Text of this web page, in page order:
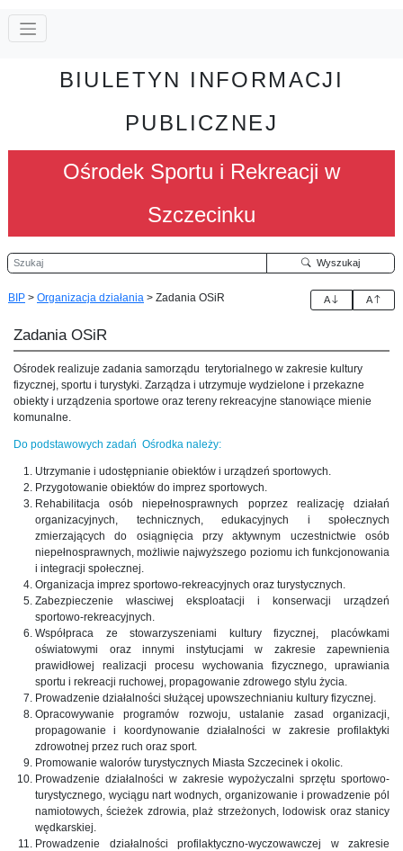
BIULETYN INFORMACJI
PUBLICZNEJ
Ośrodek Sportu i Rekreacji w
Szczecinku
Szukaj Wyszukaj
BIP > Organizacja działania > Zadania OSiR A A
Zadania OSiR
Ośrodek realizuje zadania samorządu terytorialnego w zakresie kultury
fizycznej, sportu i turystyki. Zarządza i utrzymuje wydzielone i przekazne
obiekty i urządzenia sportowe oraz tereny rekreacyjne stanowiące mienie
komunalne.
Do podstawowych zadań Ośrodka należy:
Utrzymanie i udostępnianie obiektów i urządzeń sportowych.
Przygotowanie obiektów do imprez sportowych.
Rehabilitacja osób niepełnosprawnych poprzez realizację działań
organizacyjnych, technicznych, edukacyjnych i społecznych
zmierzających do osiągnięcia przy aktywnym uczestnictwie osób
niepełnosprawnych, możliwie najwyższego poziomu ich funkcjonowania
i integracji społecznej.
Organizacja imprez sportowo-rekreacyjnych oraz turystycznych.
Zabezpieczenie własciwej eksploatacji i konserwacji urządzeń
sportowo-rekreacyjnych.
Współpraca ze stowarzyszeniami kultury fizycznej, placówkami
oświatowymi oraz innymi instytucjami w zakresie zapewnienia
prawidłowej realizacji procesu wychowania fizycznego, uprawiania
sportu i rekreacji ruchowej, propagowanie zdrowego stylu życia.
Prowadzenie działalności służącej upowszechnianiu kultury fizycznej.
Opracowywanie programów rozwoju, ustalanie zasad organizacji,
propagowanie i koordynowanie działalności w zakresie profilaktyki
zdrowotnej przez ruch oraz sport.
Promowanie walorów turystycznych Miasta Szczecinek i okolic.
Prowadzenie działalności w zakresie wypożyczalni sprzętu sportowo-
turystycznego, wyciągu nart wodnych, organizowanie i prowadzenie pól
namiotowych, ścieżek zdrowia, plaż strzeżonych, lodowisk oraz stanicy
wędkarskiej.
Prowadzenie działalności profilaktyczno-wyczowawczej w zakresie